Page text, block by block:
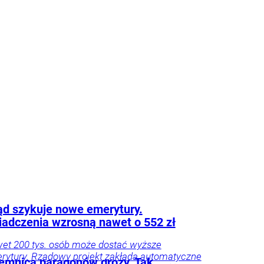
szykuje nowe emerytury.
wzrosną nawet o 552 zł
200 tys. osób może dostać wyższe
Rządowy projekt zakłada automatyczne